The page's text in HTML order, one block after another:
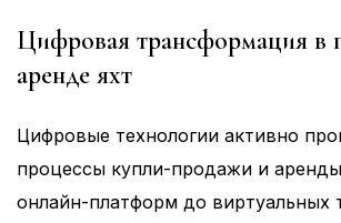
Цифровая трансформация в
аренде яхт
Цифровые технологии активно
процессы купли-продажи и
онлайн-платформ до виртуальных